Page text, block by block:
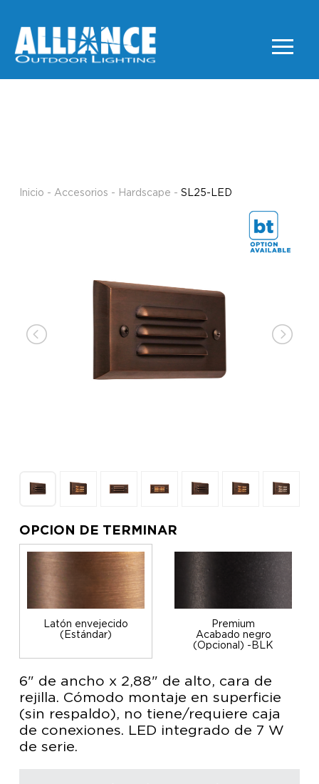
Inicio - Accesorios - Hardscape - SL25-LED
OPCION DE TERMINAR
Latón envejecido
(Estándar)
Premium
Acabado negro
(Opcional) -BLK
6" de ancho x 2,88" de alto, cara de
rejilla. Cómodo montaje en superficie
(sin respaldo), no tiene/requiere caja
de conexiones. LED integrado de 7 W
de serie.